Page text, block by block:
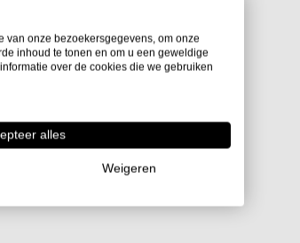
van onze bezoekersgegevens, om onze
inhoud te tonen en om u een geweldige
over de cookies die we gebruiken
alles
Weigeren